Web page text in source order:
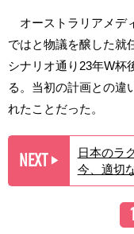
オーストラリアメデ
ではと物議を醸した就
シナリオ通り23年W杯
る。当初の計画との違
れたことだった。
NEXT ▶︎
日本のラ
今、適切
1